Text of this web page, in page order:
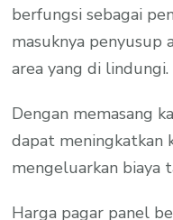
berfungsi sebagai
masuknya penyusup
area yang di lindungi.
Dengan memasang
dapat meningkatkan
mengeluarkan biaya
Harga pagar panel